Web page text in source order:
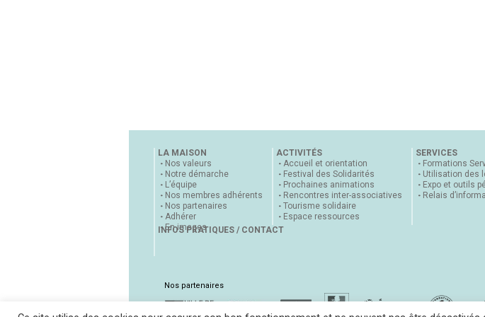
LA MAISON
Nos valeurs
Notre démarche
L’équipe
Nos membres adhérents
Nos partenaires
Adhérer
En images
ACTIVITÉS
Accueil et orientation
Festival des Solidarités
Prochaines animations
Rencontres inter-associatives
Tourisme solidaire
Espace ressources
SERVICES
Formations
Utilisation des
Expo et outils
Relais
INFOS PRATIQUES / CONTACT
Nos partenaires